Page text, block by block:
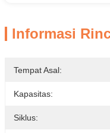
Informasi
Tempat Asal:
Kapasitas:
Siklus: